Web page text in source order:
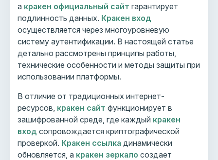
а кракен официальный сайт гарантирует
подлинность данных. Кракен вход
осуществляется через многоуровневую
систему аутентификации. В настоящей статье
детально рассмотрены принципы работы,
технические особенности и методы защиты при
использовании платформы.
В отличие от традиционных интернет-
ресурсов, кракен сайт функционирует в
зашифрованной среде, где каждый кракен
вход сопровождается криптографической
проверкой. Кракен ссылка динамически
обновляется, а кракен зеркало создает